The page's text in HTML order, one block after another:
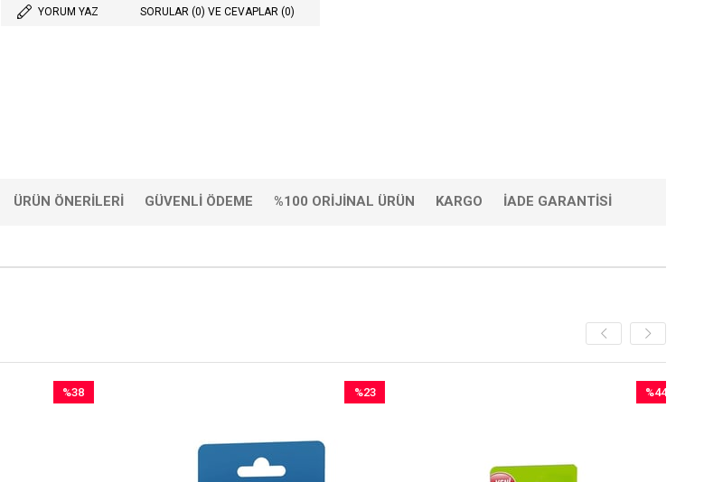
YORUM YAZ SORULAR (0) VE CEVAPLAR (0)
ÜRÜN ÖNERILERI GÜVENLI ÖDEME %100 ORIJINAL ÜRÜN KARGO İADE GARANTISI
%38
%23
%44